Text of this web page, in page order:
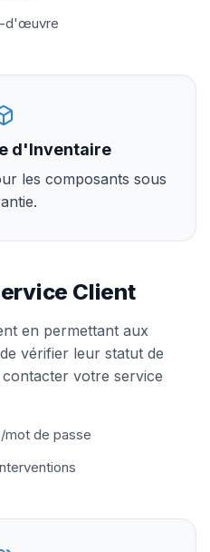
d'œuvre
d'Inventaire
les composants sous
Client
en permettant aux
vérifier leur statut de
votre service
mot de passe